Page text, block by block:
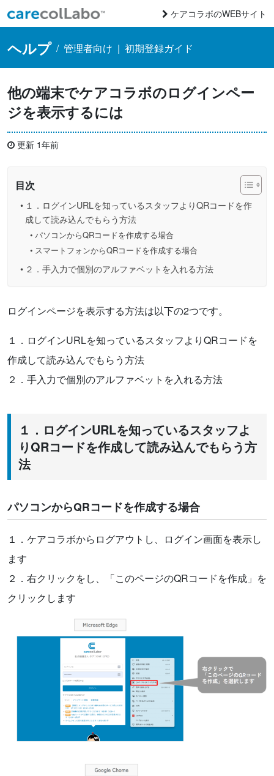
コンテンツへスキップ
Main Navigation ケアコラボのWEBサイト
ヘルプ / 管理者向け | 初期登録ガイド
他の端末でケアコラボのログインペー
ジを表示するには
更新 1年前
目次
１．ログインURLを知っているスタッフよりQRコードを作
成して読み込んでもらう方法
パソコンからQRコードを作成する場合
スマートフォンからQRコードを作成する場合
２．手入力で個別のアルファベットを入れる方法
ログインページを表示する方法は以下の2つです。
１．ログインURLを知っているスタッフよりQRコードを
作成して読み込んでもらう方法
２．手入力で個別のアルファベットを入れる方法
１．ログインURLを知っているスタッフよ
りQRコードを作成して読み込んでもらう方
法
パソコンからQRコードを作成する場合
１．ケアコラボからログアウトし、ログイン画面を表示し
ます
２．右クリックをし、「このページのQRコードを作成」を
クリックします